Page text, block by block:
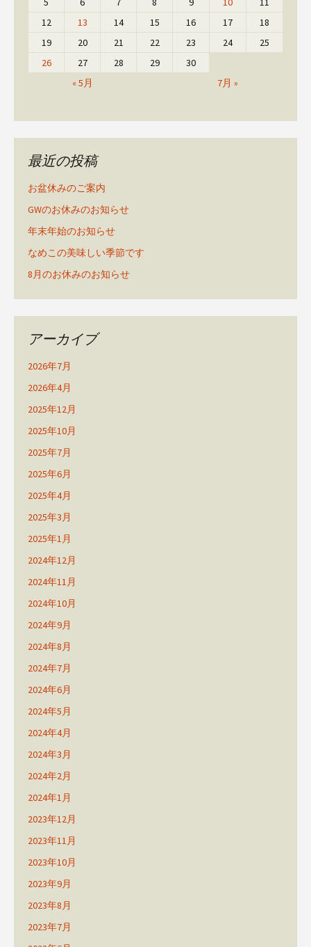
« 5月 7月 »
12
13 14 15 16 17
18
19
20 21 22 23 24
25
26
27 28 29 30
最近の投稿
お盆休みのご案内
GWのお休みのお知らせ
年末年始のお知らせ
なめこの美味しい季節です
8月のお休みのお知らせ
アーカイブ
2026年7月
2026年4月
2025年12月
2025年10月
2025年7月
2025年6月
2025年4月
2025年3月
2025年1月
2024年12月
2024年11月
2024年10月
2024年9月
2024年8月
2024年7月
2024年6月
2024年5月
2024年4月
2024年3月
2024年2月
2024年1月
2023年12月
2023年11月
2023年10月
2023年9月
2023年8月
2023年7月